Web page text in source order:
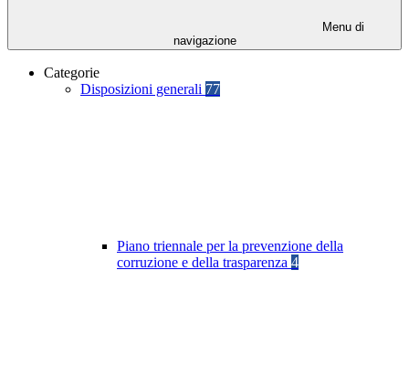
Menu di
navigazione
Categorie
Disposizioni generali 77
Piano triennale per la prevenzione della
corruzione e della trasparenza 4